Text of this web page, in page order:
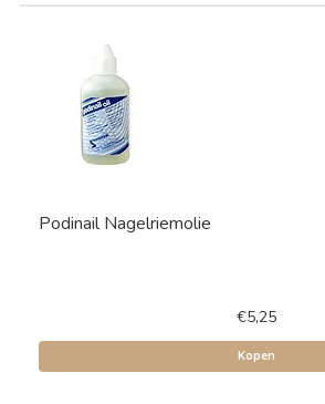
Podinail Nagelriemolie
€5,25
Kopen